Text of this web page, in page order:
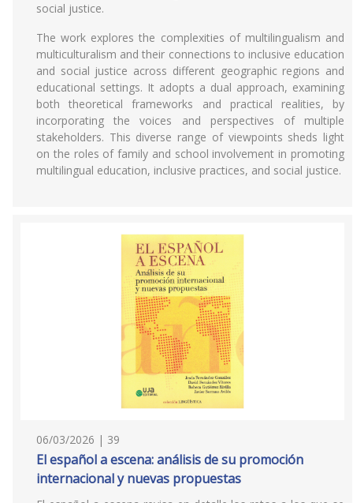
social justice.
The work explores the complexities of multilingualism and
multiculturalism and their connections to inclusive education
and social justice across different geographic regions and
educational settings. It adopts a dual approach, examining
both theoretical frameworks and practical realities, by
incorporating the voices and perspectives of multiple
stakeholders. This diverse range of viewpoints sheds light
on the roles of family and school involvement in promoting
multilingual education, inclusive practices, and social justice.
06/03/2026 | 39
El español a escena: análisis de su promoción
internacional y nuevas propuestas